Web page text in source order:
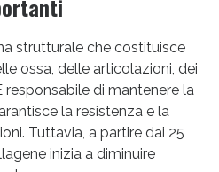
strutturale che costituisce
ossa, delle articolazioni, dei
responsabile di mantenere la
la resistenza e la
Tuttavia, a partire dai 25
inizia a diminuire
Sconti fino al 45% oggi!